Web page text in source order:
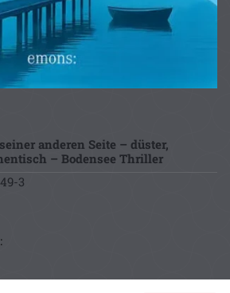
anderen Seite – düster,
– Bodensee Thriller
3